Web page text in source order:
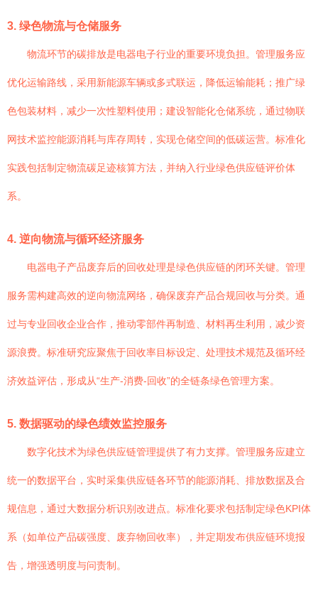
3. 绿色物流与仓储服务
物流环节的碳排放是电器电子行业的重要环境负担。管理服务应
优化运输路线，采用新能源车辆或多式联运，降低运输能耗；推广绿
色包装材料，减少一次性塑料使用；建设智能化仓储系统，通过物联
网技术监控能源消耗与库存周转，实现仓储空间的低碳运营。标准化
实践包括制定物流碳足迹核算方法，并纳入行业绿色供应链评价体
系。
4. 逆向物流与循环经济服务
电器电子产品废弃后的回收处理是绿色供应链的闭环关键。管理
服务需构建高效的逆向物流网络，确保废弃产品合规回收与分类。通
过与专业回收企业合作，推动零部件再制造、材料再生利用，减少资
源浪费。标准研究应聚焦于回收率目标设定、处理技术规范及循环经
济效益评估，形成从“生产-消费-回收”的全链条绿色管理方案。
5. 数据驱动的绿色绩效监控服务
数字化技术为绿色供应链管理提供了有力支撑。管理服务应建立
统一的数据平台，实时采集供应链各环节的能源消耗、排放数据及合
规信息，通过大数据分析识别改进点。标准化要求包括制定绿色KPI体
系（如单位产品碳强度、废弃物回收率），并定期发布供应链环境报
告，增强透明度与问责制。